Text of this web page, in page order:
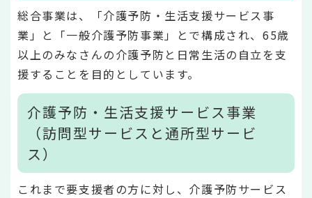
総合事業は、「介護予防・生活支援サービス事
業」と「一般介護予防事業」とで構成され、65歳
以上のみなさんの介護予防と日常生活の自立を支
援することを目的としています。
介護予防・生活支援サービス事業
（訪問型サービスと通所型サービ
ス）
これまで要支援者の方に対し、介護予防サービス